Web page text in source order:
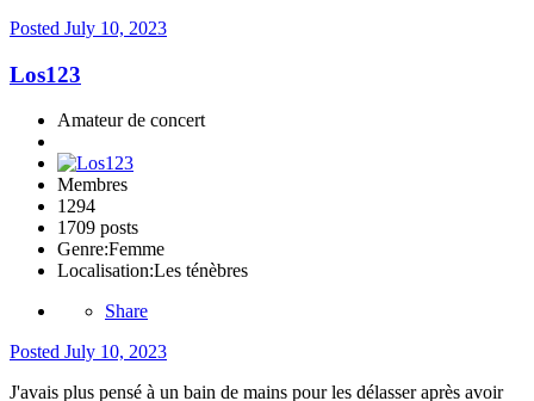
Posted July 10, 2023
Los123
Amateur de concert
Membres
1294
1709 posts
Genre:Femme
Localisation:Les ténèbres
Share
Posted July 10, 2023
J'avais plus pensé à un bain de mains pour les délasser après avoir